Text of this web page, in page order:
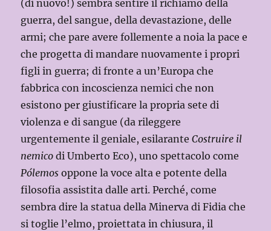
(di nuovo!) sembra sentire il richiamo della
guerra, del sangue, della devastazione, delle
armi; che pare avere follemente a noia la pace e
che progetta di mandare nuovamente i propri
figli in guerra; di fronte a un’Europa che
fabbrica con incoscienza nemici che non
esistono per giustificare la propria sete di
violenza e di sangue (da rileggere
urgentemente il geniale, esilaranteCostruire il
nemicodi Umberto Eco), uno spettacolo come
Pólemosoppone la voce alta e potente della
filosofia assistita dalle arti. Perché, come
sembra dire la statua della Minerva di Fidia che
si toglie l’elmo, proiettata in chiusura, il